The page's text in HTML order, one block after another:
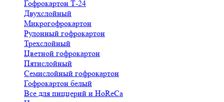
Гофрокартон Т-24
Двухслойный
Микрогофрокартон
Рулонный гофрокартон
Трехслойный
Цветной гофрокартон
Пятислойный
Семислойный гофрокартон
Гофрокартон белый
Все для пиццерий и HoReCa